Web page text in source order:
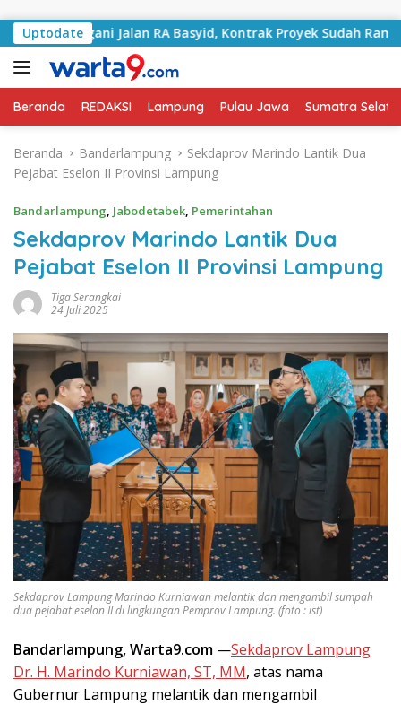
UptodateJalan RA Basyid, Kontrak Proyek Sudah Rampung
Beranda REDAKSI Lampung Pulau Jawa Sumatra
Beranda Bandarlampung
Sekdaprov Marindo Lantik Dua
Pejabat Eselon II Provinsi Lampung
Bandarlampung, Jabodetabek, Pemerintahan
Sekdaprov Marindo Lantik Dua
Pejabat Eselon II Provinsi Lampung
Tiga Serangkai
24 Juli 2025
Sekdaprov Lampung Marindo Kurniawan melantik dan mengambil sumpah
dua pejabat eselon II di lingkungan Pemprov Lampung. (foto : ist)
Bandarlampung, Warta9.com —Sekdaprov Lampung
Dr. H. Marindo Kurniawan, ST, MM, atas nama
Gubernur Lampung melantik dan mengambil